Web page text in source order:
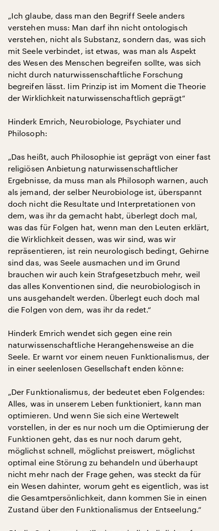
„Ich glaube, dass man den Begriff Seele anders
verstehen muss: Man darf ihn nicht ontologisch
verstehen, nicht als Substanz, sondern das, was sich
mit Seele verbindet, ist etwas, was man als Aspekt
des Wesen des Menschen begreifen sollte, was sich
nicht durch naturwissenschaftliche Forschung
begreifen lässt. Iim Prinzip ist im Moment die Theorie
der Wirklichkeit naturwissenschaftlich geprägt“
Hinderk Emrich, Neurobiologe, Psychiater und
Philosoph:
„Das heißt, auch Philosophie ist geprägt von einer fast
religiösen Anbietung naturwissenschaftlicher
Ergebnisse, da muss man als Philosoph warnen, auch
als jemand, der selber Neurobiologe ist, überspannt
doch nicht die Resultate und Interpretationen von
dem, was ihr da gemacht habt, überlegt doch mal,
was das für Folgen hat, wenn man den Leuten erklärt,
die Wirklichkeit dessen, was wir sind, was wir
repräsentieren, ist rein neurologisch bedingt, Gehirne
sind das, was Seele ausmachen und im Grund
brauchen wir auch kein Strafgesetzbuch mehr, weil
das alles Konventionen sind, die neurobiologisch in
uns ausgehandelt werden. Überlegt euch doch mal
die Folgen von dem, was ihr da redet.“
Hinderk Emrich wendet sich gegen eine rein
naturwissenschaftliche Herangehensweise an die
Seele. Er warnt vor einem neuen Funktionalismus, der
in einer seelenlosen Gesellschaft enden könne:
„Der Funktionalismus, der bedeutet eben Folgendes:
Alles, was in unserem Leben funktioniert, kann man
optimieren. Und wenn Sie sich eine Wertewelt
vorstellen, in der es nur noch um die Optimierung der
Funktionen geht, das es nur noch darum geht,
möglichst schnell, möglichst preiswert, möglichst
optimal eine Störung zu behandeln und überhaupt
nicht mehr nach der Frage gehen, was steckt da für
ein Wesen dahinter, worum geht es eigentlich, was ist
die Gesamtpersönlichkeit, dann kommen Sie in einen
Zustand über den Funktionalismus der Entseelung.“